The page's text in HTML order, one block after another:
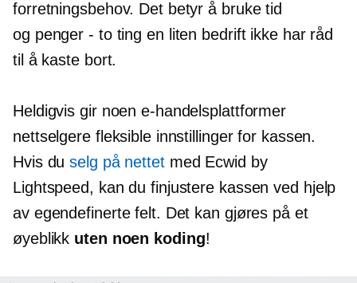
forretningsbehov. Det betyr å bruke tid
og penger - toting en liten bedrift ikke har råd
til å kaste bort.
Heldigvis gir noen e-handelsplattformer
nettselgere fleksible innstillinger for kassen.
Hvis duselg på nettetmed Ecwid by
Lightspeed, kan du finjustere kassen ved hjelp
av egendefinerte felt. Det kan gjøres på et
øyeblikk uten noen koding!